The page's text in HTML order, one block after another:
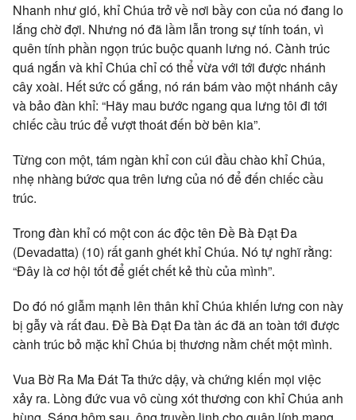
Nhanh như gió, khỉ Chúa trở về nơi bầy con của nó đang lo
lắng chờ đợi. Nhưng nó đã lầm lẫn trong sự tính toán, vì
quên tính phần ngọn trúc buộc quanh lưng nó. Cành trúc
quá ngắn và khỉ Chúa chỉ có thể vừa với tới được nhánh
cây xoài. Hết sức cố gắng, nó rán bám vào một nhánh cây
và bảo đàn khỉ: “Hãy mau bước ngang qua lưng tôi đi tới
chiếc cầu trúc để vượt thoát đến bờ bên kia”.
Từng con một, tám ngàn khỉ con cúi đầu chào khỉ Chúa,
nhẹ nhàng bứơc qua trên lưng của nó để đến chiếc cầu
trúc.
Trong đàn khỉ có một con ác độc tên Ðề Bà Ðạt Ða
(Devadatta) (10) rất ganh ghét khỉ Chúa. Nó tự nghĩ rằng:
“Ðây là cơ hội tốt để giết chết kẻ thù của mình”.
Do đó nó giẫm mạnh lên thân khỉ Chúa khiến lưng con này
bị gẫy và rất đau. Ðề Bà Ðạt Ða tàn ác đã an toàn tới được
cành trúc bỏ mặc khỉ Chúa bị thương nằm chết một mình.
Vua Bờ Ra Ma Ðát Ta thức dậy, và chứng kiến mọi việc
xảy ra. Lòng đức vua vô cùng xót thương con khỉ Chúa anh